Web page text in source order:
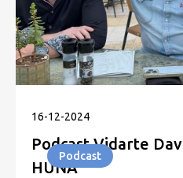
16-12-2024
Podcast Vidarte
HUNA
Podcast